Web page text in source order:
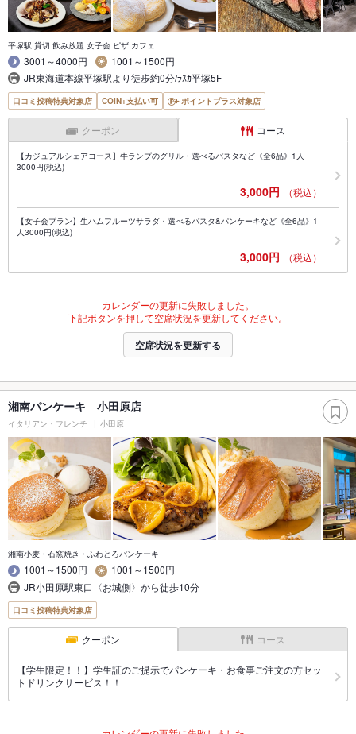
平塚駅 貸切 飲み放題 女子会 ピザ カフェ
3001～4000円
1001～1500円
JR東海道本線平塚駅より徒歩約0分/ﾗｽｶ平塚5F
口コミ投稿特典対象店 COIN+支払い可 ポイントプラス対象店
クーポン コース
【カジュアルシェアコース】牛ランプのグリル・選べるパスタなど《全6品》1人
3000円(税込)
3,000円 （税込）
【女子会プラン】生ハムフルーツサラダ・選べるパスタ&パンケーキなど《全6品》1
人3000円(税込)
3,000円 （税込）
カレンダーの更新に失敗しました。
下記ボタンを押して空席状況を更新してください。
空席状況を更新する
湘南パンケーキ 小田原店
イタリアン・フレンチ 小田原
湘南小麦・石窯焼き・ふわとろパンケーキ
1001～1500円
1001～1500円
JR小田原駅東口〈お城側〉から徒歩10分
口コミ投稿特典対象店
クーポン コース
【学生限定！！】学生証のご提示でパンケーキ・お食事ご注文の方セッ
トドリンクサービス！！